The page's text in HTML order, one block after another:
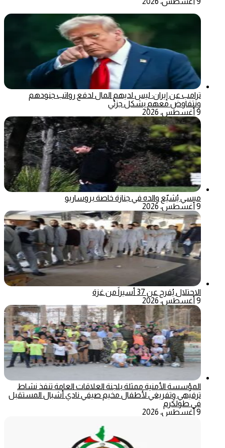
ترامب عن إيران: ليس لديهم المال لدفع رواتب جنودهم
ونتفاوض معهم بشكل جزئي
9 أغسطس، 2026
ميسي يُشيّع والده في جنازة خاصة بروساريو
9 أغسطس، 2026
الاحتلال يُفرج عن 37 أسيراً من غزة
9 أغسطس، 2026
المؤسسة الأمنية ممثلة بلجنة العلاقات العامة تنفذ نشاط
ترفيهي وتفريغي لأطفال مخيم صيفي نادي أشبال المستقبل
في طولكرم
9 أغسطس، 2026